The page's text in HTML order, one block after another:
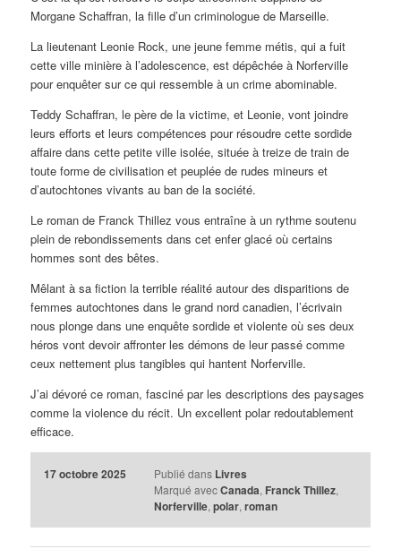
Morgane Schaffran, la fille d’un criminologue de Marseille.
La lieutenant Leonie Rock, une jeune femme métis, qui a fuit
cette ville minière à l’adolescence, est dépêchée à Norferville
pour enquêter sur ce qui ressemble à un crime abominable.
Teddy Schaffran, le père de la victime, et Leonie, vont joindre
leurs efforts et leurs compétences pour résoudre cette sordide
affaire dans cette petite ville isolée, située à treize de train de
toute forme de civilisation et peuplée de rudes mineurs et
d’autochtones vivants au ban de la société.
Le roman de Franck Thillez vous entraîne à un rythme soutenu
plein de rebondissements dans cet enfer glacé où certains
hommes sont des bêtes.
Mêlant à sa fiction la terrible réalité autour des disparitions de
femmes autochtones dans le grand nord canadien, l’écrivain
nous plonge dans une enquête sordide et violente où ses deux
héros vont devoir affronter les démons de leur passé comme
ceux nettement plus tangibles qui hantent Norferville.
J’ai dévoré ce roman, fasciné par les descriptions des paysages
comme la violence du récit. Un excellent polar redoutablement
efficace.
17 octobre 2025 Publié dans Livres
Marqué avec Canada, Franck Thillez,
Norferville, polar, roman